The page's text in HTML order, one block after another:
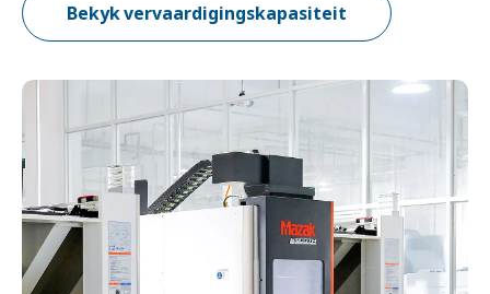
Bekyk vervaardigingskapasiteit